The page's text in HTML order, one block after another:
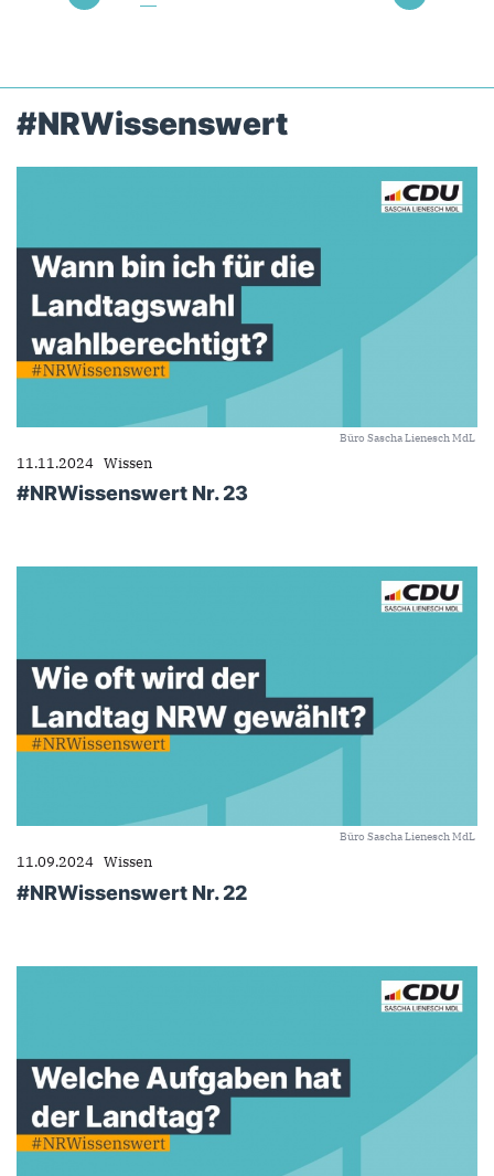
#NRWissenswert
Büro Sascha Lienesch MdL
11.11.2024 Wissen
#NRWissenswert Nr. 23
Büro Sascha Lienesch MdL
11.09.2024 Wissen
#NRWissenswert Nr. 22